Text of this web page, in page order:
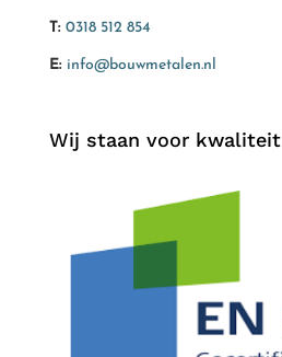
T: 0318 512 854
E: info@bouwmetalen.nl
Wij staan voor kwaliteit